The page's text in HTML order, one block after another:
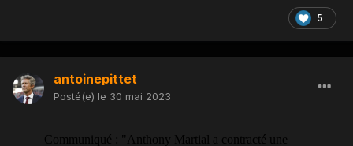
5
antoinepittet
Posté(e) le 30 mai 2023